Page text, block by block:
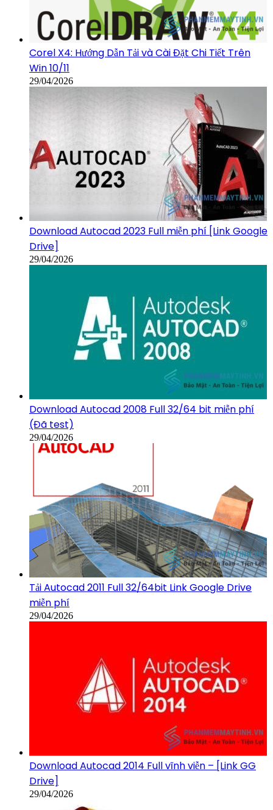
Corel X4: Hướng Dẫn Tải và Cài Đặt Chi Tiết Trên
Win 10/11
29/04/2026
Download Autocad 2023 Full miễn phí [Link Google
Drive]
29/04/2026
Download Autocad 2008 Full 32/64 bit miễn phí
(Đã test)
29/04/2026
Tải Autocad 2011 Full 32/64bit Link Google Drive
miễn phí
29/04/2026
Download Autocad 2014 Full vĩnh viễn – [Link GG
Drive]
29/04/2026